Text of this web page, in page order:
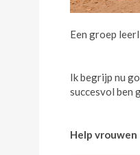
Een groep
Ik begrijp nu
succesvol ben
Help vrouwen